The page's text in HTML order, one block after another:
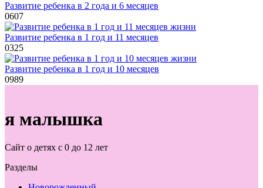
Развитие ребенка в 2 года и 6 месяцев
0607
Развитие ребенка в 1 год и 11 месяцев
0325
Развитие ребенка в 1 год и 10 месяцев
0989
я малышка
Сайт о детях с 0 до 12 лет
Разделы